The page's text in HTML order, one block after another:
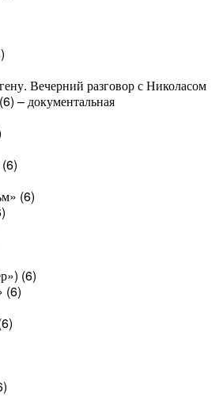
Вечерний разговор с Николасом
– документальная
(6)
(6)
(6)